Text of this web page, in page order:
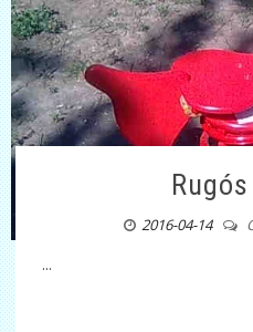
2016-04-14
...